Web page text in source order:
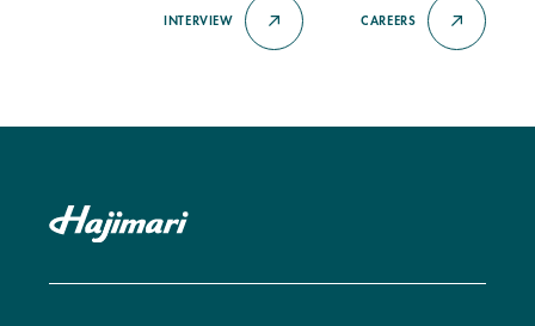
INTERVIEW CAREERS